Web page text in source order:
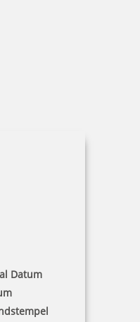
Datum
Durchmesser